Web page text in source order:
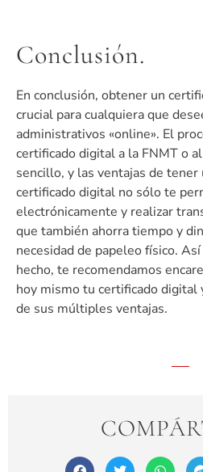
Conclusión.
En conclusión, obtener un
crucial para cualquiera que
administrativos «online». El
certificado digital a la FNMT o
sencillo, y las ventajas de tener
certificado digital no sólo te
electrónicamente y realizar
que también ahorra tiempo y
necesidad de papeleo físico.
hecho, te recomendamos
hoy mismo tu certificado digital
de sus múltiples ventajas.